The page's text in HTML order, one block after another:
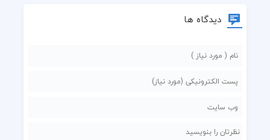
دیدگاه ها